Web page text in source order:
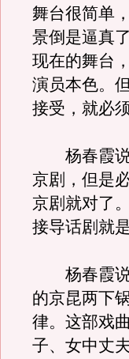
舞台很简单
景倒是逼真
现在的舞台
演员本色。
接受，就必
杨春霞说
京剧，但是
京剧就对了
接导话剧就
杨春霞说
的京昆两下
律。这部戏
子、女中丈